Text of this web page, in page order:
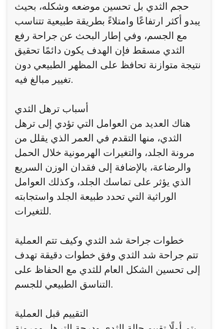
حجم الثدي بل تحسين موضعه وشكله، بحيث
يبدو أكثر ارتفاعًا وامتلاءً بطريقة طبيعية تتناسب
مع الجسم، وفي إطار البحث عن جراحة رفع
الثدي مسقط فإن الهدف يكون دائمًا تحقيق
نتيجة متوازنة تحافظ على المظهر الطبيعي دون
تغيير مبالغ فيه.
أسباب ترهل الثدي
هناك العديد من العوامل التي تؤدي إلى ترهل
الثدي، منها التقدم في العمر الذي يقلل من
مرونة الجلد، والتغيرات الهرمونية خلال الحمل
والرضاعة، بالإضافة إلى فقدان الوزن السريع
الذي يؤثر على تماسك الجلد، وكذلك العوامل
الوراثية التي تحدد طبيعة الجلد واستجابته
للتغيرات.
خطوات جراحة شد الثدي وكيف تتم العملية
تتم جراحة شد الثدي وفق خطوات دقيقة تهدف
إلى تحسين الشكل العام للثدي مع الحفاظ على
التناسق الطبيعي للجسم.
التقييم قبل العملية